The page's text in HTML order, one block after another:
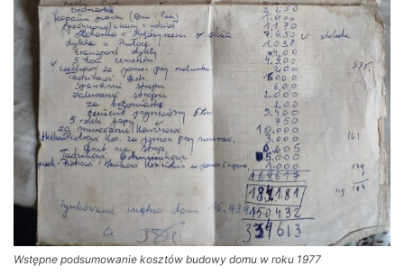
Wstępne podsumowanie kosztów budowy domu w roku 1977